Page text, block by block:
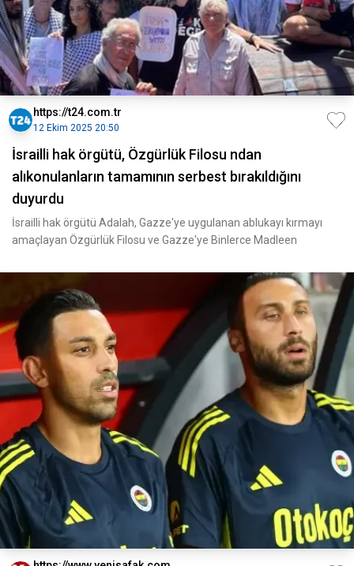
https://t24.com.tr
12 Ekim 2025 20:50
İsrailli hak örgütü, Özgürlük Filosu ndan
alıkonulanların tamamının serbest bırakıldığını
duyurdu
İsrailli hak örgütü Adalah, Gazze'ye uygulanan ablukayı kırmayı
amaçlayan Özgürlük Filosu ve Gazze'ye Binlerce Madleen